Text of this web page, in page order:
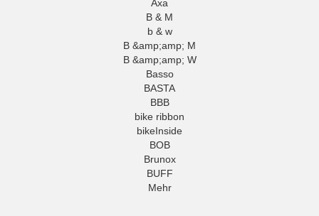
Axa
B & M
b & w
B &amp;amp; M
B &amp;amp; W
Basso
BASTA
BBB
bike ribbon
bikeInside
BOB
Brunox
BUFF
Mehr